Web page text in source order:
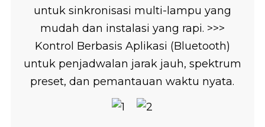
untuk sinkronisasi multi-lampu yang
mudah dan instalasi yang rapi. >>>
Kontrol Berbasis Aplikasi (Bluetooth)
untuk penjadwalan jarak jauh, spektrum
preset, dan pemantauan waktu nyata.